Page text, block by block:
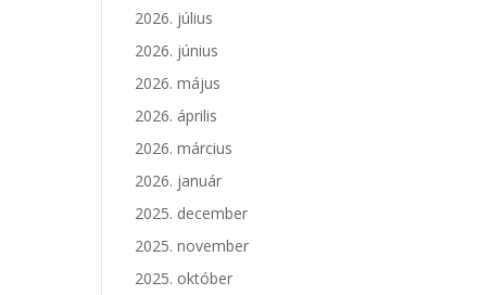
2026. július
2026. június
2026. május
2026. április
2026. március
2026. január
2025. december
2025. november
2025. október